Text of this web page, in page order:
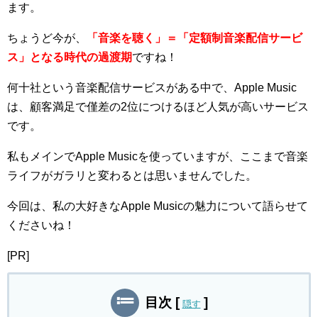
ます。
ちょうど今が、
「音楽を聴く」＝「定額制音楽配信サービ
ス」となる時代の過渡期ですね！
何十社という音楽配信サービスがある中で、Apple Music
は、顧客満足で僅差の2位につけるほど人気が高いサービス
です。
私もメインでApple Musicを使っていますが、ここまで音楽
ライフがガラリと変わるとは思いませんでした。
今回は、私の大好きなApple Musicの魅力について語らせて
くださいね！
[PR]
目次 [ 隠す ]
enjyoy music
音楽聴き放題サービス
ギターのサブスクを比較